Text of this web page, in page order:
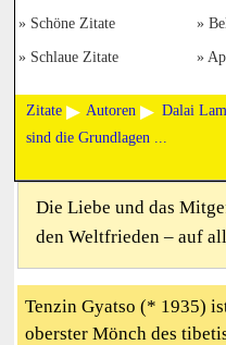
Schöne Zitate
Schlaue Zitate
Zitate Autoren Dalai
sind die Grundlagen ...
Die Liebe und das
den Weltfrieden – auf
Tenzin Gyatso (* 1935)
oberster Mönch des